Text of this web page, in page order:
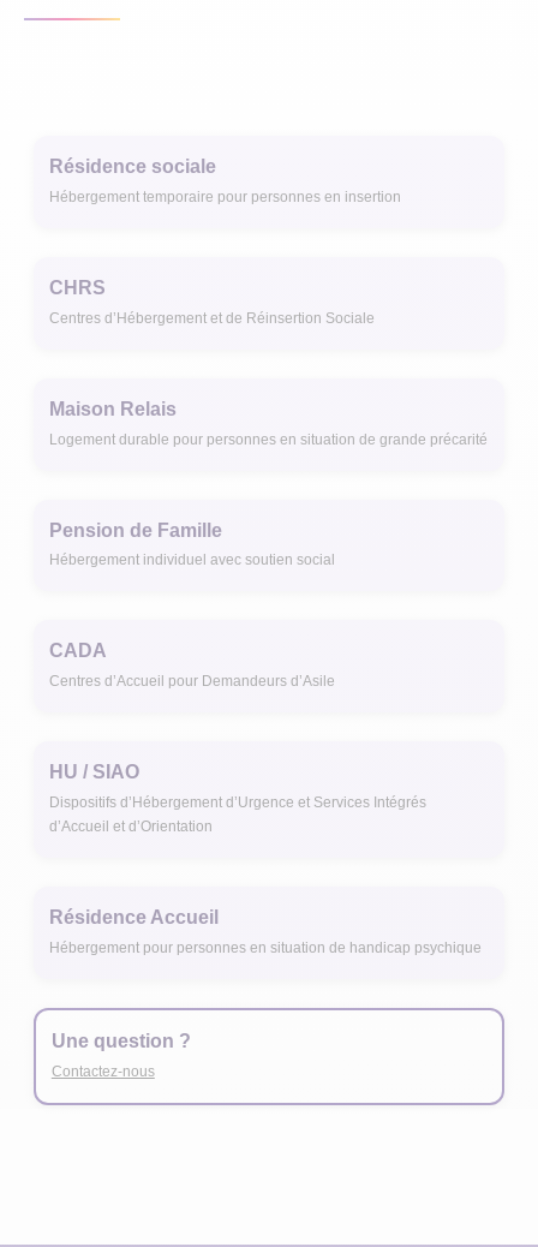
Résidence sociale
Hébergement temporaire pour personnes en insertion
CHRS
Centres d’Hébergement et de Réinsertion Sociale
Maison Relais
Logement durable pour personnes en situation de grande précarité
Pension de Famille
Hébergement individuel avec soutien social
CADA
Centres d’Accueil pour Demandeurs d’Asile
HU / SIAO
Dispositifs d’Hébergement d’Urgence et Services Intégrés
d’Accueil et d’Orientation
Résidence Accueil
Hébergement pour personnes en situation de handicap psychique
Une question ?
Contactez-nous